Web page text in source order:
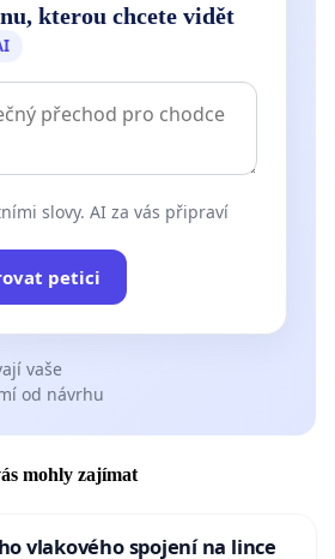
kterou chcete vidět
slovy. AI za vás připraví
petici
vaše
od návrhu
mohly zajímat
vlakového spojení na lince